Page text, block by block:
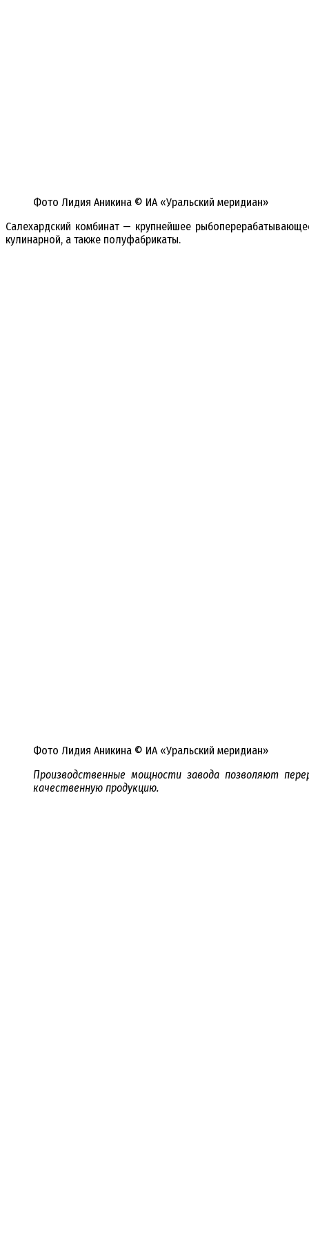
Фото Лидия Аникина © ИА «Уральский меридиан»
Салехардский комбинат — крупнейшее
кулинарной, а также полуфабрикаты.
Фото Лидия Аникина © ИА «Уральский меридиан»
Производственные мощности завода позволяют
качественную продукцию.